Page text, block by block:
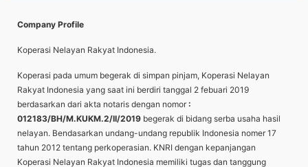
Company Profile
Koperasi Nelayan Rakyat Indonesia.
Koperasi pada umum begerak di simpan pinjam, Koperasi Nelayan
Rakyat Indonesia yang saat ini berdiri tanggal 2 febuari 2019
berdasarkan dari akta notaris dengan nomor:
012183/BH/M.KUKM.2/II/2019 begerak di bidang serba usaha hasil
nelayan. Bendasarkan undang-undang republik Indonesia nomer 17
tahun 2012 tentang perkoperasian. KNRI dengan kepanjangan
Koperasi Nelayan Rakyat Indonesia memiliki tugas dan tanggung